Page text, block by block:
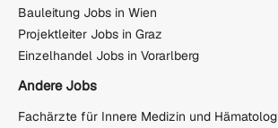
Bauleitung Jobs in Wien
Projektleiter Jobs in Graz
Einzelhandel Jobs in Vorarlberg
Andere Jobs